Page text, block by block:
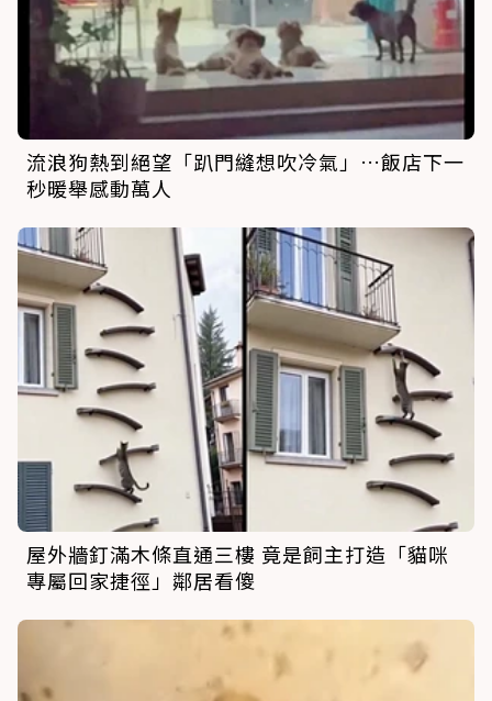
流浪狗熱到絕望「趴門縫想吹冷氣」…飯店下一
秒暖舉感動萬人
屋外牆釘滿木條直通三樓 竟是飼主打造「貓咪
專屬回家捷徑」鄰居看傻